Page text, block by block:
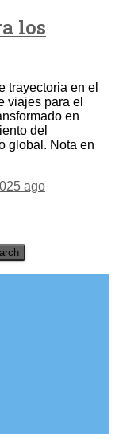
los
trayectoria en el
viajes para el
en
del
global. Nota en
ago